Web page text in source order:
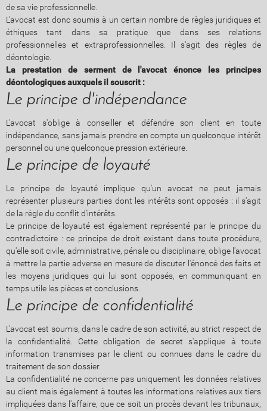
de sa vie professionnelle.
L'avocat est donc soumis à un certain nombre de règles juridiques et
éthiques tant dans sa pratique que dans ses relations
professionnelles et extraprofessionnelles. Il s'agit des règles de
déontologie.
La prestation de serment de l'avocat énonce les principes
déontologiques auxquels il souscrit :
Le principe d'indépendance
L'avocat s'oblige à conseiller et défendre son client en toute
indépendance, sans jamais prendre en compte un quelconque intérêt
personnel ou une quelconque pression extérieure.
Le principe de loyauté
Le principe de loyauté implique qu'un avocat ne peut jamais
représenter plusieurs parties dont les intérêts sont opposés : il s'agit
de la règle du conflit d'intérêts.
Le principe de loyauté est également représenté par le principe du
contradictoire : ce principe de droit existant dans toute procédure,
qu'elle soit civile, administrative, pénale ou disciplinaire, oblige l'avocat
à mettre la partie adverse en mesure de discuter l'énoncé des faits et
les moyens juridiques qui lui sont opposés, en communiquant en
temps utile les pièces et conclusions.
Le principe de confidentialité
L'avocat est soumis, dans le cadre de son activité, au strict respect de
la confidentialité. Cette obligation de secret s'applique à toute
information transmises par le client ou connues dans le cadre du
traitement de son dossier.
La confidentialité ne concerne pas uniquement les données relatives
au client mais également à toutes les informations relatives aux tiers
impliquées dans l'affaire, que ce soit un procès devant les tribunaux,